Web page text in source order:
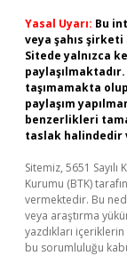
Yasal Uyarı: Bu
veya şahıs
Sitede yalnızca
taşımamakta
paylaşım
benzerlikleri
taslak halindedir
Sitemiz, 5651
Kurumu (BTK)
vermektedir. Bu
veya araştırma
yazdıkları
bu sorumluluğu